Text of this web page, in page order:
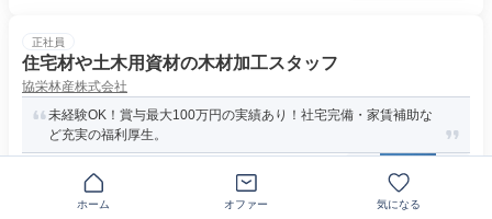
正社員
住宅材や土木用資材の木材加工スタッフ
協栄林産株式会社
未経験OK！賞与最大100万円の実績あり！社宅完備・家賃補助な
ど充実の福利厚生。
〒088-3213北海道川上郡弟子屈町桜丘
ホーム オファー 気になる